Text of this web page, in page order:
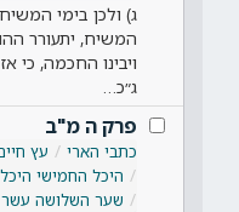
ג) ולכן בימי
המשיח, יתעורר
ויבינו החכמה, כי
ג״כ…
פרק ה מ"ב
כתבי הארי
עץ
היכל החמישי היכל
שער השלושה